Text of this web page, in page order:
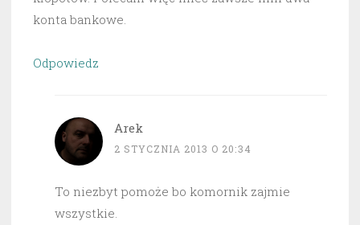
konta bankowe.
Odpowiedz
Arek
2 STYCZNIA 2013 O 20:34
To niezbyt pomoże bo komornik zajmie
wszystkie.